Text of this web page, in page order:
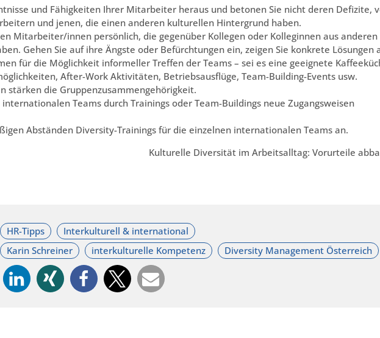
und Fähigkeiten Ihrer Mitarbeiter heraus und betonen Sie nicht deren Defizite,
und jenen, die einen anderen kulturellen Hintergrund haben.
Mitarbeiter/innen persönlich, die gegenüber Kollegen oder Kolleginnen aus anderen
Gehen Sie auf ihre Ängste oder Befürchtungen ein, zeigen Sie konkrete Lösungen
für die Möglichkeit informeller Treffen der Teams – sei es eine geeignete
After-Work Aktivitäten, Betriebsausflüge, Team-Building-Events usw.
stärken die Gruppenzusammengehörigkeit.
internationalen Teams durch Trainings oder Team-Buildings neue Zugangsweisen
Abständen Diversity-Trainings für die einzelnen internationalen Teams an.
Kulturelle Diversität im Arbeitsalltag: Vorurteile